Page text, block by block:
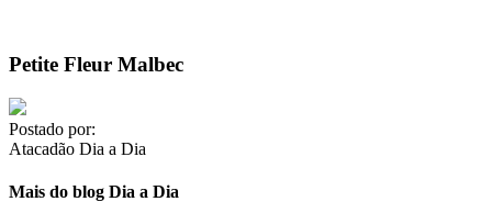
Petite Fleur Malbec
Postado por:
Atacadão Dia a Dia
Mais do blog Dia a Dia